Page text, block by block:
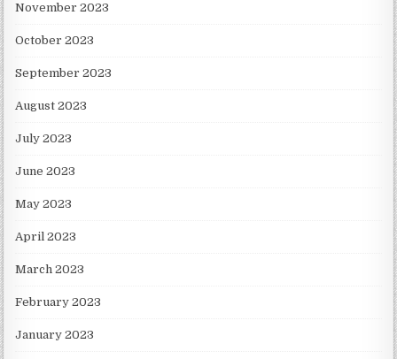
November 2023
October 2023
September 2023
August 2023
July 2023
June 2023
May 2023
April 2023
March 2023
February 2023
January 2023